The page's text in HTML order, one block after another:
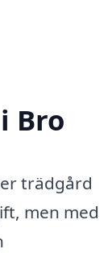
Bro
trädgård
men med